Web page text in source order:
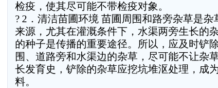
检疫，使其尽可能不带检疫对象。
? 2．清洁苗圃环境 苗圃周围和路旁杂草是杂
来源，尤其在灌溉条件下，水渠两旁生长的
的种子是传播的重要途径。所以，应及时铲
围、道路旁和水渠边的杂草，尽可能不让杂
长发育史，铲除的杂草应挖坑堆沤处理，成
料。